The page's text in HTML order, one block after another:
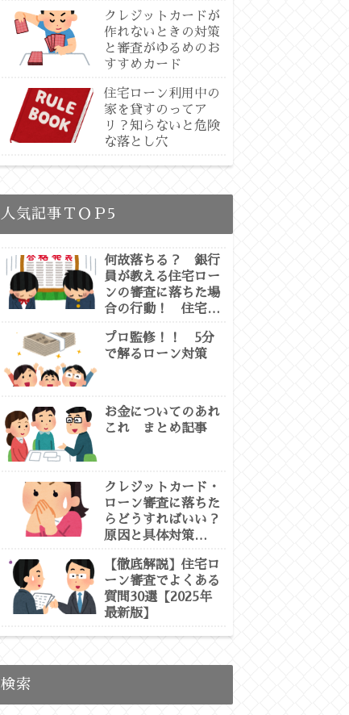
クレジットカードが
作れないときの対策
と審査がゆるめのお
すすめカード
住宅ローン利用中の
家を貸すのってア
リ？知らないと危険
な落とし穴
人気記事ＴＯＰ5
何故落ちる？ 銀行
員が教える住宅ロー
ンの審査に落ちた場
合の行動！ 住宅ロ
プロ監修！！ 5分
で解るローン対策
お金についてのあれ
これ まとめ記事
クレジットカード・
ローン審査に落ちた
らどうすればいい？
原因と具体対策
門徹底解説】
【徹底解説】住宅ロ
ーン審査でよくある
質問30選【2025年
最新版】
検索